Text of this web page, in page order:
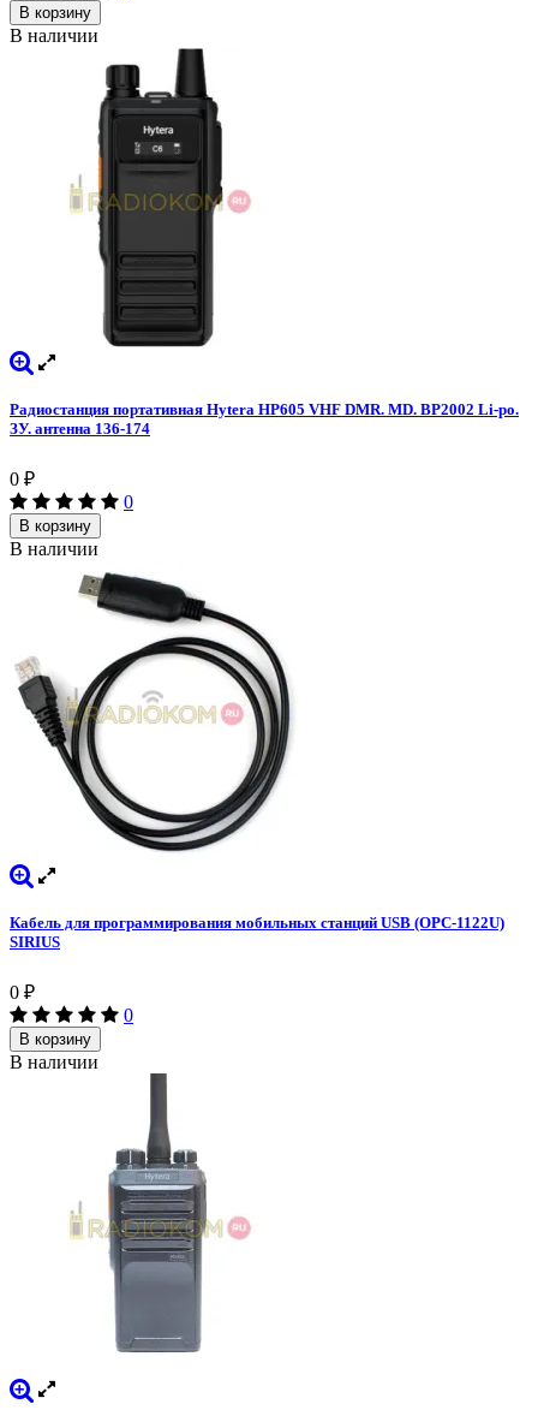
В корзину
В наличии
Радиостанция портативная Hytera HP605 VHF DMR. MD. BP2002 Li-po.
ЗУ. антенна 136-174
0 ₽
0
В корзину
В наличии
Кабель для программирования мобильных станций USB (OPC-1122U)
SIRIUS
0 ₽
0
В корзину
В наличии